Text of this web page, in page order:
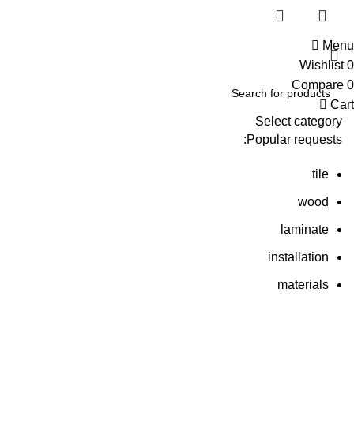
Select category
Popular requests:
tile
wood
laminate
installation
materials
Menu
0
Wishlist
0
Compare
Cart